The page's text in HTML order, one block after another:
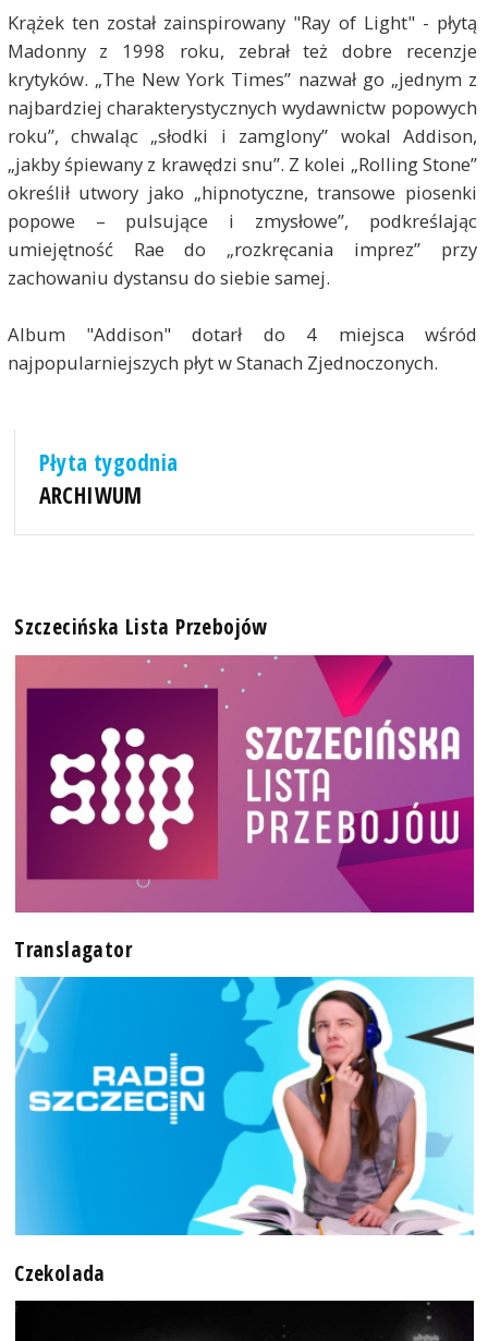
Krążek ten został zainspirowany "Ray of Light" - płytą
Madonny z 1998 roku, zebrał też dobre recenzje
krytyków. „The New York Times” nazwał go „jednym z
najbardziej charakterystycznych wydawnictw popowych
roku”, chwaląc „słodki i zamglony” wokal Addison,
„jakby śpiewany z krawędzi snu”. Z kolei „Rolling Stone”
określił utwory jako „hipnotyczne, transowe piosenki
popowe – pulsujące i zmysłowe”, podkreślając
umiejętność Rae do „rozkręcania imprez” przy
zachowaniu dystansu do siebie samej.
Album "Addison" dotarł do 4 miejsca wśród
najpopularniejszych płyt w Stanach Zjednoczonych.
Płyta tygodnia
ARCHIWUM
Szczecińska Lista Przebojów
Translagator
Czekolada